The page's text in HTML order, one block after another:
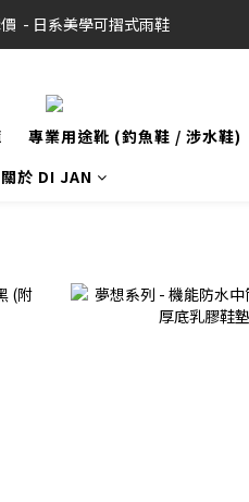
- 日系美學可摺式雨鞋
專業用途靴 (釣魚鞋 / 涉水鞋)
關於 DI JAN